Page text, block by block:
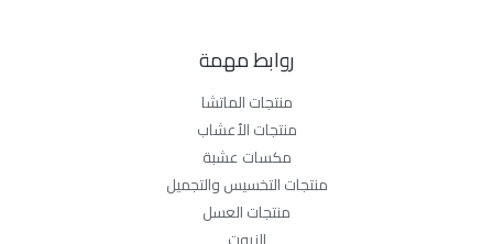
روابط مهمة
منتجات الماتشا
منتجات الأعشاب
مكسات عشبة
منتجات التخسيس والتجميل
منتجات العسل